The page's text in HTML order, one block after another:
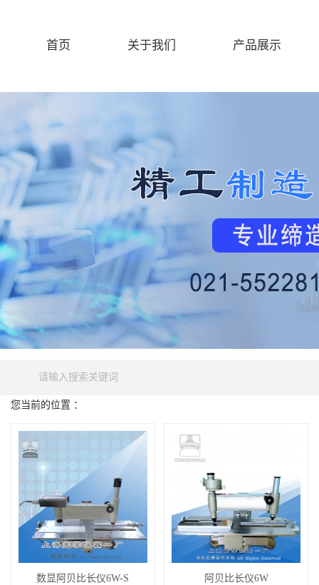
首页 关于我们 产品展示
您当前的位置 ：
数显阿贝比长仪6W-S 阿贝比长仪6W